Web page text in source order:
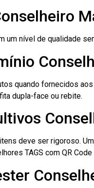
um nível de qualidade
quando fornecidos
dupla-face ou rebite.
deve ser rigoroso.
TAGS com QR